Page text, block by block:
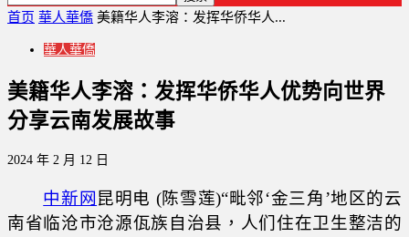
首页 華人華僑 美籍华人李溶：发挥华侨华人...
華人華僑
美籍华人李溶：发挥华侨华人优势向世界
分享云南发展故事
2024 年 2 月 12 日
中新网 昆明电 (陈雪莲)“毗邻‘金三角’地区的云
南省临沧市沧源佤族自治县，人们住在卫生整洁的